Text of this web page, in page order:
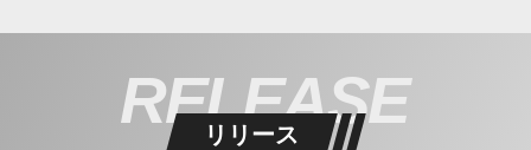
RELEASE
リリース